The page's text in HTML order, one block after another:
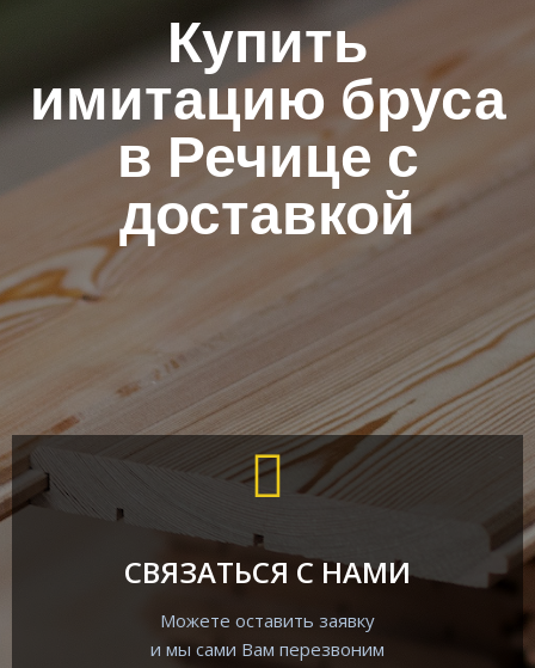
Купить
имитацию бруса
в Речице с
доставкой
СВЯЗАТЬСЯ С НАМИ
Можете оставить заявку
и мы сами Вам перезвоним